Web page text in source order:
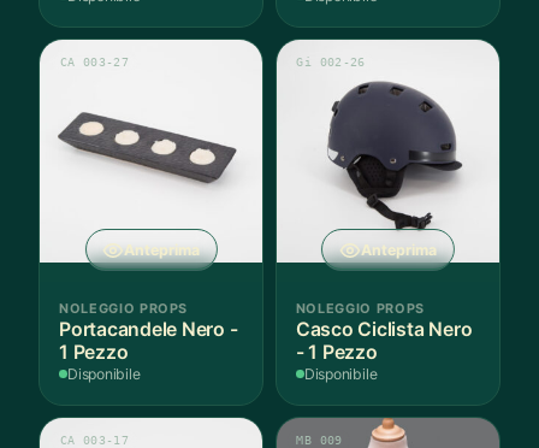
Anteprima
CA 003-27
NOLEGGIO PROPS
Portacandele Nero -
1 Pezzo
Disponibile
Anteprima
Gi 002-26
NOLEGGIO PROPS
Casco Ciclista Nero
- 1 Pezzo
Disponibile
CA 003-17 MB 009